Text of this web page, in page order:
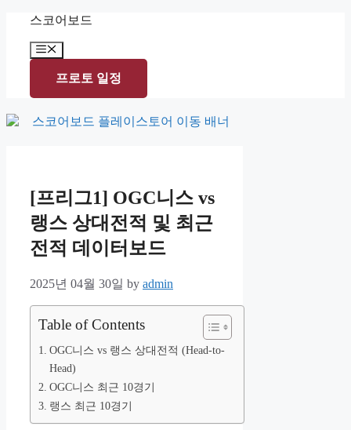
content
스코어보드
Menu
프로토 일정
[프리그1] OGC니스 vs
랭스 상대전적 및 최근
전적 데이터보드
2025년 04월 30일 by admin
Table of Contents
OGC니스 vs 랭스 상대전적 (Head-to-
Head)
OGC니스 최근 10경기
랭스 최근 10경기